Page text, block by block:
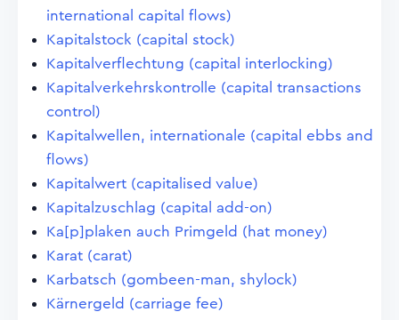
international capital flows)
Kapitalstock (capital stock)
Kapitalverflechtung (capital interlocking)
Kapitalverkehrskontrolle (capital transactions
control)
Kapitalwellen, internationale (capital ebbs and
flows)
Kapitalwert (capitalised value)
Kapitalzuschlag (capital add-on)
Ka[p]plaken auch Primgeld (hat money)
Karat (carat)
Karbatsch (gombeen-man, shylock)
Kärnergeld (carriage fee)